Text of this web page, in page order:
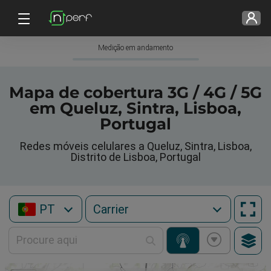
Medição em andamento
Mapa de cobertura 3G / 4G / 5G
em Queluz, Sintra, Lisboa,
Portugal
Redes móveis celulares a Queluz, Sintra, Lisboa,
Distrito de Lisboa, Portugal
PT